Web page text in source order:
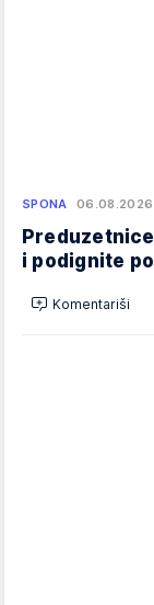
SPONA
i podignite
Komentariši